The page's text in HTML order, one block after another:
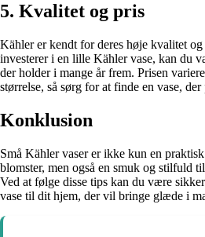
5. Kvalitet og pris
Kähler er kendt for deres høje kvalitet
investerer i en lille Kähler vase, kan du
der holder i mange år frem. Prisen
størrelse, så sørg for at finde en vase,
Konklusion
Små Kähler vaser er ikke kun en
blomster, men også en smuk og stilfuld
Ved at følge disse tips kan du være
vase til dit hjem, der vil bringe glæde i